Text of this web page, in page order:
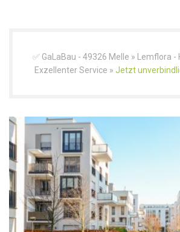
✅ GaLaBau - 49326 Melle » Lemflora -
Exzellenter Service » Jetzt